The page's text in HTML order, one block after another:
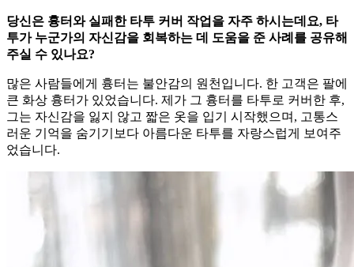
당신은 흉터와 실패한 타투 커버 작업을 자주 하시는데요, 타
투가 누군가의 자신감을 회복하는 데 도움을 준 사례를 공유해
주실 수 있나요?
많은 사람들에게 흉터는 불안감의 원천입니다. 한 고객은 팔에
큰 화상 흉터가 있었습니다. 제가 그 흉터를 타투로 커버한 후,
그는 자신감을 잃지 않고 짧은 옷을 입기 시작했으며, 고통스
러운 기억을 숨기기보다 아름다운 타투를 자랑스럽게 보여주
었습니다.